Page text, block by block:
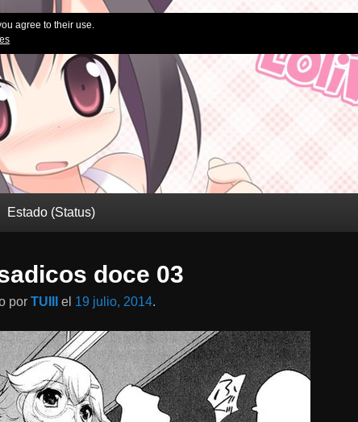
Estado (Status)
doce 03
por TUIII el 19 julio, 2014.
agree to their use.